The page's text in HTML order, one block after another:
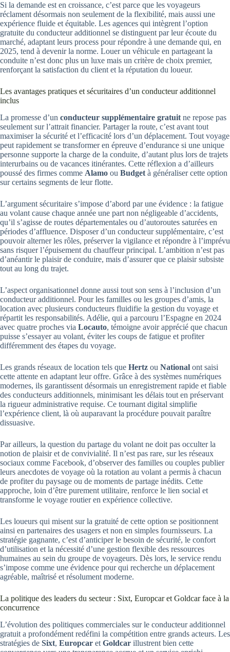
Si la demande est en croissance, c’est parce que les voyageurs
réclament désormais non seulement de la flexibilité, mais aussi une
expérience fluide et équitable. Les agences qui intègrent l’option
gratuite du conducteur additionnel se distinguent par leur écoute du
marché, adaptant leurs process pour répondre à une demande qui, en
2025, tend à devenir la norme. Louer un véhicule en partageant la
conduite n’est donc plus un luxe mais un critère de choix premier,
renforçant la satisfaction du client et la réputation du loueur.
Les avantages pratiques et sécuritaires d’un conducteur additionnel
inclus
La promesse d’un conducteur supplémentaire gratuit ne repose pas
seulement sur l’attrait financier. Partager la route, c’est avant tout
maximiser la sécurité et l’efficacité lors d’un déplacement. Tout voyage
peut rapidement se transformer en épreuve d’endurance si une unique
personne supporte la charge de la conduite, d’autant plus lors de trajets
interurbains ou de vacances itinérantes. Cette réflexion a d’ailleurs
poussé des firmes comme Alamo ou Budget à généraliser cette option
sur certains segments de leur flotte.
L’argument sécuritaire s’impose d’abord par une évidence : la fatigue
au volant cause chaque année une part non négligeable d’accidents,
qu’il s’agisse de routes départementales ou d’autoroutes saturées en
périodes d’affluence. Disposer d’un conducteur supplémentaire, c’est
pouvoir alterner les rôles, préserver la vigilance et répondre à l’imprévu
sans risquer l’épuisement du chauffeur principal. L’ambition n’est pas
d’anéantir le plaisir de conduire, mais d’assurer que ce plaisir subsiste
tout au long du trajet.
L’aspect organisationnel donne aussi tout son sens à l’inclusion d’un
conducteur additionnel. Pour les familles ou les groupes d’amis, la
location avec plusieurs conducteurs fluidifie la gestion du voyage et
répartit les responsabilités. Adélie, qui a parcouru l’Espagne en 2024
avec quatre proches via Locauto, témoigne avoir apprécié que chacun
puisse s’essayer au volant, éviter les coups de fatigue et profiter
différemment des étapes du voyage.
Les grands réseaux de location tels que Hertz ou National ont saisi
cette attente en adaptant leur offre. Grâce à des systèmes numériques
modernes, ils garantissent désormais un enregistrement rapide et fiable
des conducteurs additionnels, minimisant les délais tout en préservant
la rigueur administrative requise. Ce tournant digital simplifie
l’expérience client, là où auparavant la procédure pouvait paraître
dissuasive.
Par ailleurs, la question du partage du volant ne doit pas occulter la
notion de plaisir et de convivialité. Il n’est pas rare, sur les réseaux
sociaux comme Facebook, d’observer des familles ou couples publier
leurs anecdotes de voyage où la rotation au volant a permis à chacun
de profiter du paysage ou de moments de partage inédits. Cette
approche, loin d’être purement utilitaire, renforce le lien social et
transforme le voyage routier en expérience collective.
Les loueurs qui misent sur la gratuité de cette option se positionnent
ainsi en partenaires des usagers et non en simples fournisseurs. La
stratégie gagnante, c’est d’anticiper le besoin de sécurité, le confort
d’utilisation et la nécessité d’une gestion flexible des ressources
humaines au sein du groupe de voyageurs. Dès lors, le service rendu
s’impose comme une évidence pour qui recherche un déplacement
agréable, maîtrisé et résolument moderne.
La politique des leaders du secteur : Sixt, Europcar et Goldcar face à la
concurrence
L’évolution des politiques commerciales sur le conducteur additionnel
gratuit a profondément redéfini la compétition entre grands acteurs. Les
stratégies de Sixt, Europcar et Goldcar illustrent bien cette